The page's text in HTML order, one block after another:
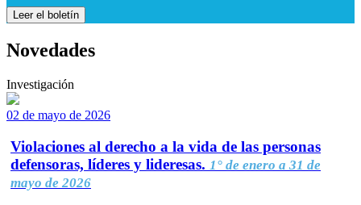
Leer el boletín
Novedades
Investigación
02 de mayo de 2026
Violaciones al derecho a la vida de las personas
defensoras, líderes y lideresas. 1° de enero a 31 de
mayo de 2026